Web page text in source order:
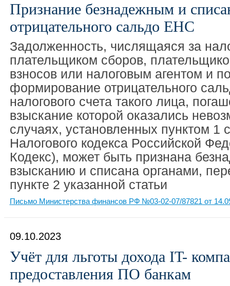
Признание безнадежным и
отрицательного сальдо ЕНС
Задолженность, числящаяся за
плательщиком сборов,
взносов или налоговым агентом и
формирование отрицательного
налогового счета такого лица,
взыскание которой оказались
случаях, установленных пунктом 1
Налогового кодекса Российской
Кодекс), может быть признана
взысканию и списана органами,
пункте 2 указанной статьи
Письмо Министерства финансов РФ №03-02-07/87821 от
09.10.2023
Учёт для льготы дохода IT-
предоставления ПО банкам